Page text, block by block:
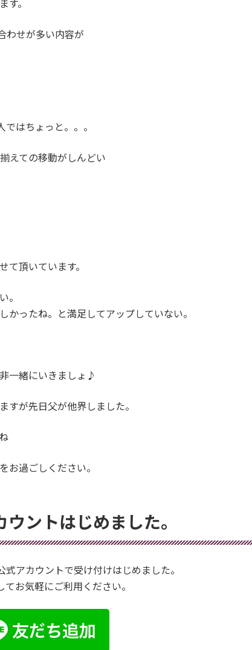
わせが多い内容が
はちょっと。。。
えての移動がしんどい
頂いています。
。
ったね。と満足してアップしていない。
一緒にいきましょ♪
すが先日父が他界しました。
お過ごしください。
ントはじめました。
アカウントで受け付けはじめました。
てお気軽にご利用ください。